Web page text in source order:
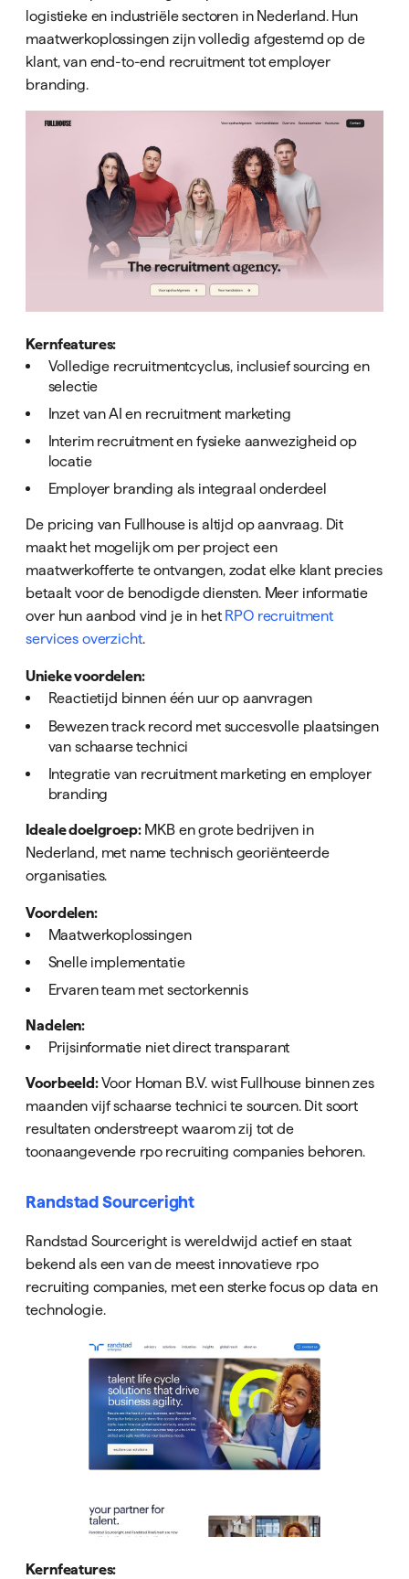
logistieke en industriële sectoren in Nederland. Hun
maatwerkoplossingen zijn volledig afgestemd op de
klant, van end-to-end recruitment tot employer
branding.
Kernfeatures:
Volledige recruitmentcyclus, inclusief sourcing en
selectie
Inzet van AI en recruitment marketing
Interim recruitment en fysieke aanwezigheid op
locatie
Employer branding als integraal onderdeel
De pricing van Fullhouse is altijd op aanvraag. Dit
maakt het mogelijk om per project een
maatwerkofferte te ontvangen, zodat elke klant precies
betaalt voor de benodigde diensten. Meer informatie
over hun aanbod vind je in het RPO recruitment
services overzicht.
Unieke voordelen:
Reactietijd binnen één uur op aanvragen
Bewezen track record met succesvolle plaatsingen
van schaarse technici
Integratie van recruitment marketing en employer
branding
Ideale doelgroep:MKB en grote bedrijven in
Nederland, met name technisch georiënteerde
organisaties.
Voordelen:
Maatwerkoplossingen
Snelle implementatie
Ervaren team met sectorkennis
Nadelen:
Prijsinformatie niet direct transparant
Voorbeeld:Voor Homan B.V. wist Fullhouse binnen zes
maanden vijf schaarse technici te sourcen. Dit soort
resultaten onderstreept waarom zij tot de
toonaangevende rpo recruiting companies behoren.
Randstad Sourceright
Randstad Sourceright is wereldwijd actief en staat
bekend als een van de meest innovatieve rpo
recruiting companies, met een sterke focus op data en
technologie.
Kernfeatures: